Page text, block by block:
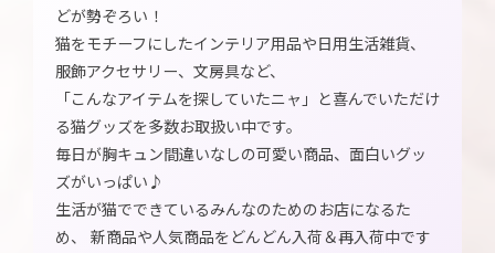
どが勢ぞろい！
猫をモチーフにしたインテリア用品や日用生活雑貨、
服飾アクセサリー、文房具など、
「こんなアイテムを探していたニャ」と喜んでいただけ
る猫グッズを多数お取扱い中です。
毎日が胸キュン間違いなしの可愛い商品、面白いグッ
ズがいっぱい♪
生活が猫でできているみんなのためのお店になるた
め、 新商品や人気商品をどんどん入荷＆再入荷中です